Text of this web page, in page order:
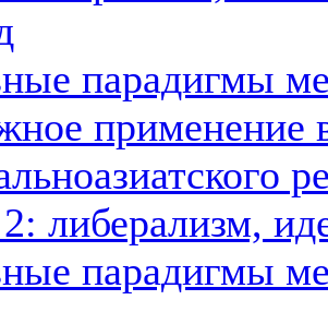
парадигмы
применение
либерализм,
парадигмы